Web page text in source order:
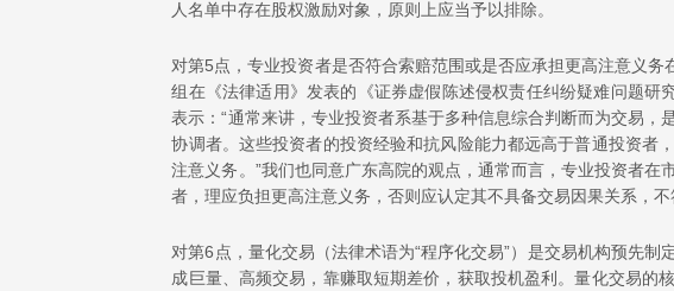
人名单中存在股权激励对象，原则上应当予以排除。
对第5点，专业投资者是否符合索赔范围或是否应承担更高注意义
组在《法律适用》发表的《证券虚假陈述侵权责任纠纷疑难问题研
表示：“通常来讲，专业投资者系基于多种信息综合判断而为交易，
协调者。这些投资者的投资经验和抗风险能力都远高于普通投资者
注意义务。”我们也同意广东高院的观点，通常而言，专业投资者
者，理应负担更高注意义务，否则应认定其不具备交易因果关系，不
对第6点，量化交易（法律术语为“程序化交易”）是交易机构预先
成巨量、高频交易，靠赚取短期差价，获取投机盈利。量化交易的